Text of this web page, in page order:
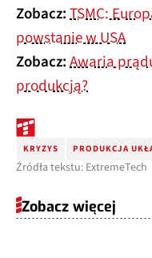
Zobacz:TSMC:
powstanie w USA
Zobacz:Awaria
produkcją?
KRYZYS PRODUKCJA
Źródła tekstu: ExtremeTech
Zobacz więcej